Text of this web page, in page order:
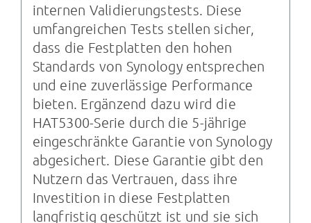
internen Validierungstests. Diese
umfangreichen Tests stellen sicher,
dass die Festplatten den hohen
Standards von Synology entsprechen
und eine zuverlässige Performance
bieten. Ergänzend dazu wird die
HAT5300-Serie durch die 5-jährige
eingeschränkte Garantie von Synology
abgesichert. Diese Garantie gibt den
Nutzern das Vertrauen, dass ihre
Investition in diese Festplatten
langfristig geschützt ist und sie sich